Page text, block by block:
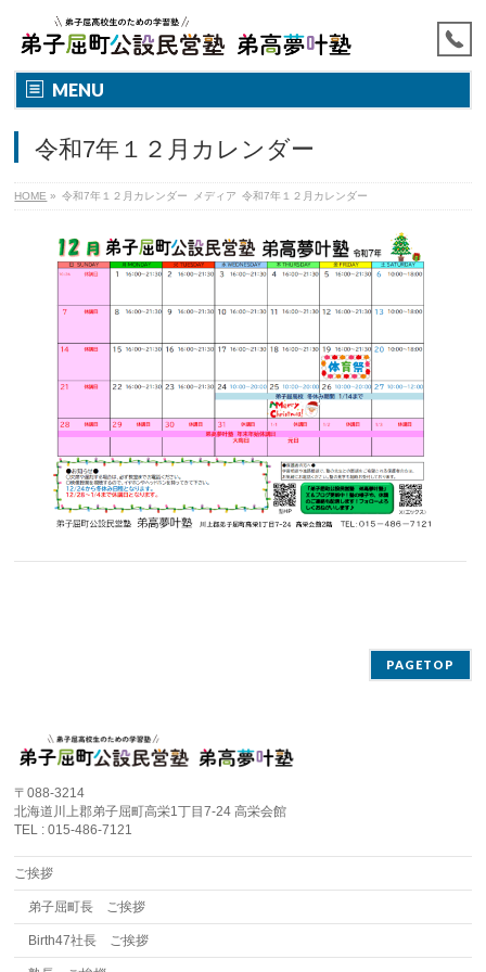
MENU
令和7年１２月カレンダー
HOME » 令和7年１２月カレンダー メディア 令和7年１２月カレンダー
PAGETOP
〒088-3214
北海道川上郡弟子屈町高栄1丁目7-24 高栄会館
TEL : 015-486-7121
ご挨拶
弟子屈町長 ご挨拶
Birth47社長 ご挨拶